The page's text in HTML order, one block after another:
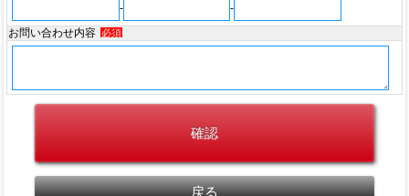
-
-
お問い合わせ内容 必須